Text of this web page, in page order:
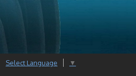
Select Language ▼